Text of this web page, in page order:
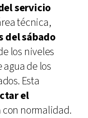
servicio
técnica,
del sábado
los niveles
de los
Esta
el
con normalidad.